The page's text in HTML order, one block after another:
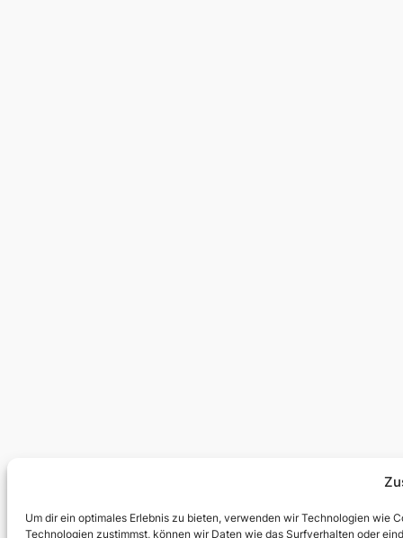
Um dir ein optimales Erlebnis zu bieten, verwenden wir Technologien wie
Technologien zustimmst, können wir Daten wie das Surfverhalten oder